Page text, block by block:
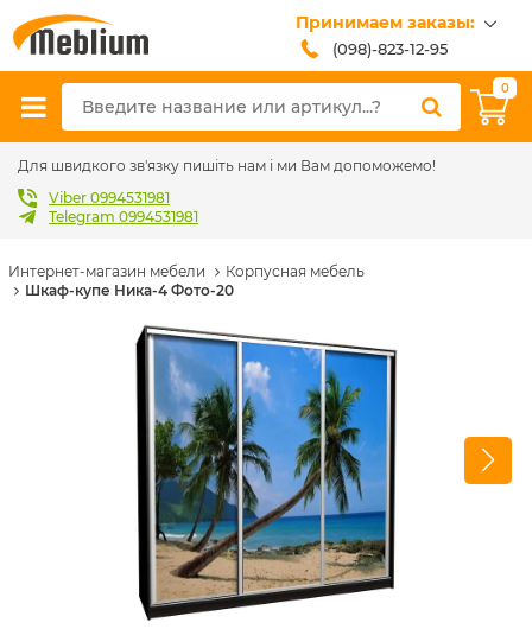
Принимаем заказы:
(098)-823-12-95
(099)-608-42-32
(093)-618-62-02
sales@meblium.com.ua
0
Для швидкого зв'язку пишіть нам і ми Вам допоможемо!
Viber 0994531981
Telegram 0994531981
Интернет-магазин мебели
Корпусная мебель
Шкаф-купе Ника-4 Фото-20